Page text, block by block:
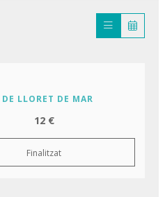
DE LLORET DE MAR
12 €
Finalitzat